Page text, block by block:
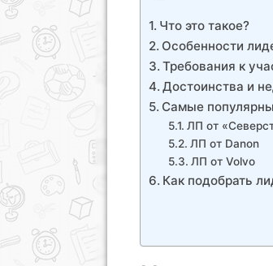
Что это такое?
Особенности
Требования к
Достоинства и
Самые
ЛП от
ЛП от Danon
ЛП от Volvo
Как подобрать